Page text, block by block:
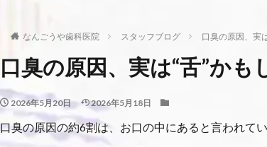
なんごうや歯科医院 スタッフブログ 口臭の原因、実
口臭の原因、実は“舌”かも
2026年5月20日 2026年5月18日
口臭の原因の約6割は、お口の中にあると言われてい